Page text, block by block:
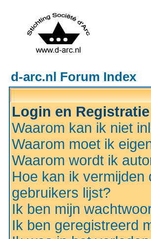
d-arc.nl Forum Index
Login en
Waarom kan ik niet
Waarom moet ik
Waarom wordt ik
Hoe kan ik vermijden
gebruikers lijst?
Ik ben mijn
Ik ben geregistreerd